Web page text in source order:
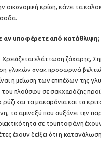
οικονομική κρίση, κάνει τα
αν υποφέρετε από κατάθλιψη;
. Χρειάζεται ελάττωση ζάχαρης,
γλυκών σνακ προσωρινά
η μείωση των επιπέδων της
πλούσιου σε σακχαρόζης
και τα μακαρόνια και τα
το αμινοξύ που αυξάνει την
σε τρυπτοφάνη
έχουν δείξει ότι η